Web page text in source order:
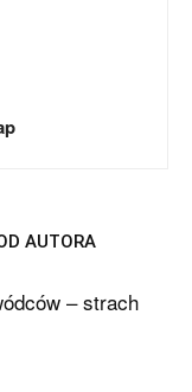
AUTORA
– strach